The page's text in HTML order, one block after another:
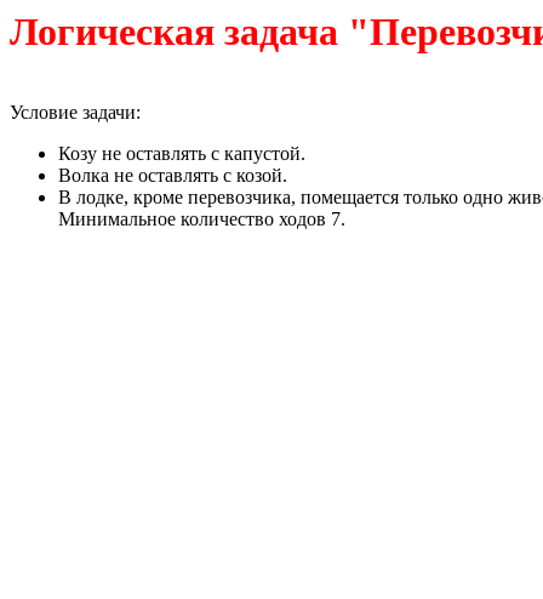
Логическая задача
Условие задачи:
Козу не оставлять с капустой.
Волка не оставлять с козой.
В лодке, кроме перевозчика, помещается только одно
Минимальное количество ходов 7.